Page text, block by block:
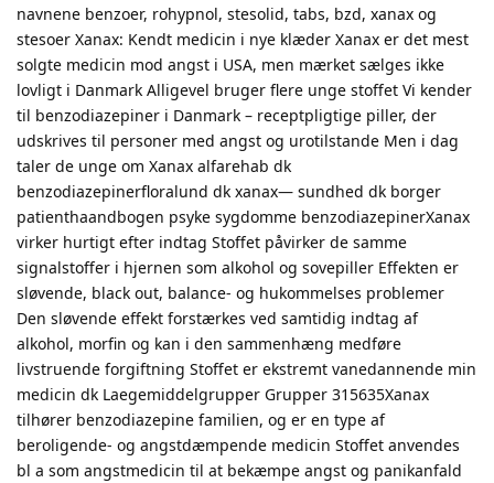
navnene benzoer, rohypnol, stesolid, tabs, bzd, xanax og
stesoer Xanax: Kendt medicin i nye klæder Xanax er det mest
solgte medicin mod angst i USA, men mærket sælges ikke
lovligt i Danmark Alligevel bruger flere unge stoffet Vi kender
til benzodiazepiner i Danmark – receptpligtige piller, der
udskrives til personer med angst og urotilstande Men i dag
taler de unge om Xanax alfarehab dk
benzodiazepinerfloralund dk xanax— sundhed dk borger
patienthaandbogen psyke sygdomme benzodiazepinerXanax
virker hurtigt efter indtag Stoffet påvirker de samme
signalstoffer i hjernen som alkohol og sovepiller Effekten er
sløvende, black out, balance- og hukommelses problemer
Den sløvende effekt forstærkes ved samtidig indtag af
alkohol, morfin og kan i den sammenhæng medføre
livstruende forgiftning Stoffet er ekstremt vanedannende min
medicin dk Laegemiddelgrupper Grupper 315635Xanax
tilhører benzodiazepine familien, og er en type af
beroligende- og angstdæmpende medicin Stoffet anvendes
bl a som angstmedicin til at bekæmpe angst og panikanfald